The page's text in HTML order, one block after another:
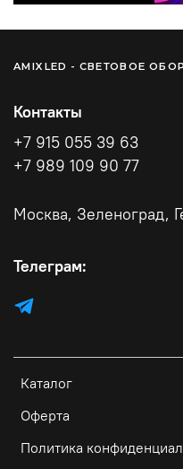
AMIXLED - СВЕТОВОЕ
Каталог
Оферта
Политика
Контакты
+7 915 055 39 63
+7 989 109 90 77
Москва, Зеленоград,
Телеграм: